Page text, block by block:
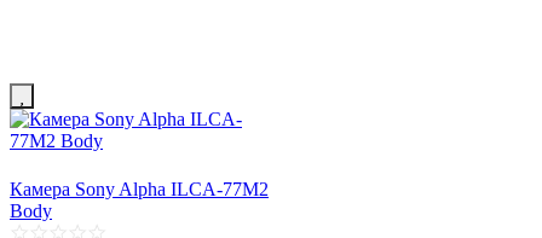
Камера Sony Alpha ILCA-77M2
Body